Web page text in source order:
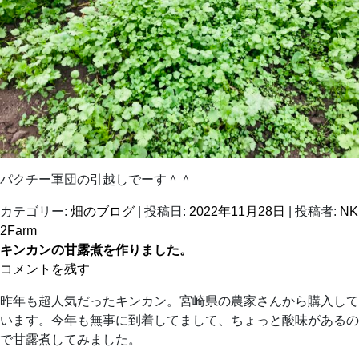
パクチー軍団の引越しでーす＾＾
カテゴリー: 畑のブログ | 投稿日: 2022年11月28日 投稿者: NK
2Farm
キンカンの甘露煮を作りました。
コメントを残す
昨年も超人気だったキンカン。宮崎県の農家さんから購入して
います。今年も無事に到着してまして、ちょっと酸味があるの
で甘露煮してみました。